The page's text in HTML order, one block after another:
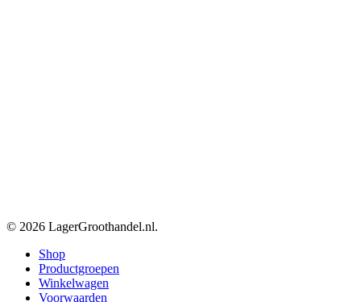
© 2026 LagerGroothandel.nl.
Close
Menu
Shop
Productgroepen
Winkelwagen
Voorwaarden